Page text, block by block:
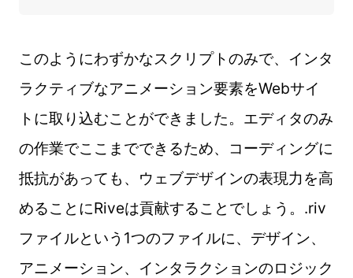
このようにわずかなスクリプトのみで、インタ
ラクティブなアニメーション要素をWebサイ
トに取り込むことができました。エディタのみ
の作業でここまでできるため、コーディングに
抵抗があっても、ウェブデザインの表現力を高
めることにRiveは貢献することでしょう。.riv
ファイルという1つのファイルに、デザイン、
アニメーション、インタラクションのロジック